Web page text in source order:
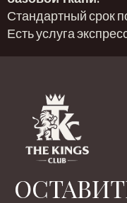
Стандартный срок
Есть услуга